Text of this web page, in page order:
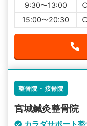
9:30〜13:00
15:00〜20:30
整骨院・接骨院
宮城鍼灸整骨院